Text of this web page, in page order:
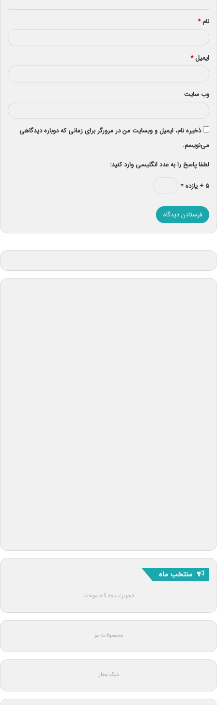
*
نام*
ایمیل*
وب‌ سایت
ذخیره نام، ایمیل و وبسایت من در مرورگر برای زمانی که دوباره دیدگاهی
می‌نویسم.
لطفا پاسخ را به عدد انگلیسی وارد کنید:
۵ + یازده =
منتخب ماه
تجهیزات جایگاه سوخت
محصولات مو
دیگ بخار